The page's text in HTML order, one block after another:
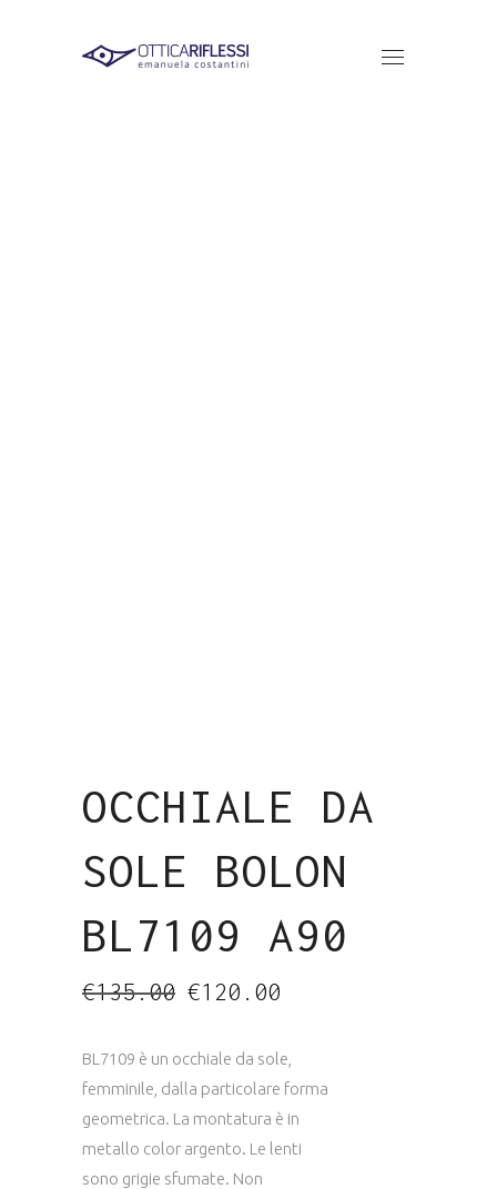
OCCHIALE DA
SOLE BOLON
BL7109 A90
€135.00
Il
prezzo
€135.00.
€120.00
€120.00.
BL7109 è un occhiale da sole,
femminile, dalla particolare forma
geometrica. La montatura è in
metallo color argento. Le lenti
sono grigie sfumate. Non